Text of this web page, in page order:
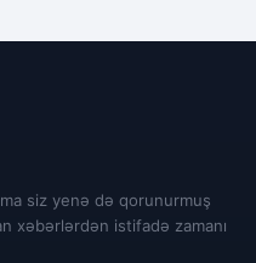
siz yenə də qorunurmuş
xəbərlərdən istifadə zamanı